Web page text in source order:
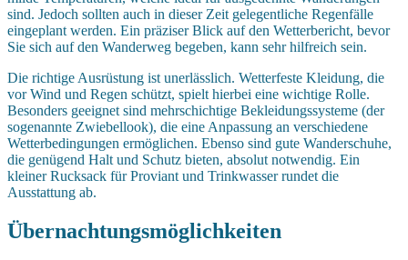
sind. Jedoch sollten auch in dieser Zeit gelegentliche Regenfälle
eingeplant werden. Ein präziser Blick auf den Wetterbericht, bevor
Sie sich auf den Wanderweg begeben, kann sehr hilfreich sein.
Die richtige Ausrüstung ist unerlässlich. Wetterfeste Kleidung, die
vor Wind und Regen schützt, spielt hierbei eine wichtige Rolle.
Besonders geeignet sind mehrschichtige Bekleidungssysteme (der
sogenannte Zwiebellook), die eine Anpassung an verschiedene
Wetterbedingungen ermöglichen. Ebenso sind gute Wanderschuhe,
die genügend Halt und Schutz bieten, absolut notwendig. Ein
kleiner Rucksack für Proviant und Trinkwasser rundet die
Ausstattung ab.
Übernachtungsmöglichkeiten